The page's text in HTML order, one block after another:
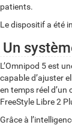
patients.
Le dispositif a été
Un
L’Omnipod 5 est
capable d’ajuster
en temps réel d’un
FreeStyle Libre 2
Grâce à